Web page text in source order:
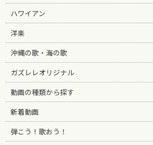
ハワイアン
洋楽
沖縄の歌・海の歌
ガズレレオリジナル
動画の種類から探す
新着動画
弾こう！歌おう！